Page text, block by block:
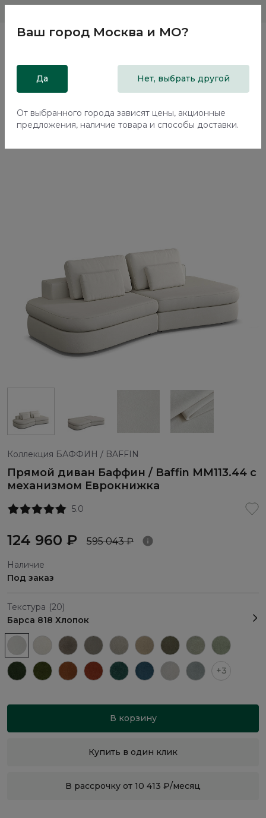
Главная Мягкая мебель
Диваны
Прямой диван Баффин / Baffin ММ113.44 с механизмом
Коллекция БАФФИН / BAFFIN
Прямой диван Баффин / Baffin ММ113.44 с
механизмом Еврокнижка
5.0
124 960 ₽ 595 043 ₽
Наличие
Под заказ
Текстура (20)
Барса 818 Хлопок
+3
В корзину
Купить в один клик
В рассрочку от 10 413 ₽/месяц
Ваш город Москва и МО?
Да Нет, выбрать другой
От выбранного города зависят цены, акционные
предложения, наличие товара и способы доставки.